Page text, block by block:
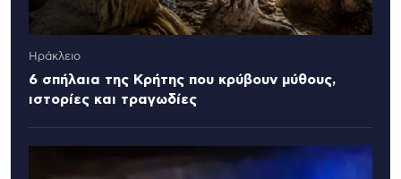
Ηράκλειο
6 σπήλαια της Κρήτης που κρύβουν μύθους,
ιστορίες και τραγωδίες